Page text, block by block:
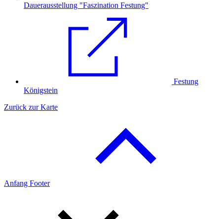
Dauerausstellung "Faszination Festung"
Festung
Königstein
Zurück zur Karte
Anfang Footer